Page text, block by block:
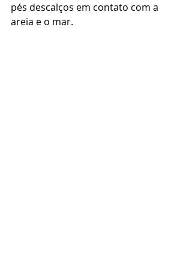
pés descalços em contato com a
areia e o mar.